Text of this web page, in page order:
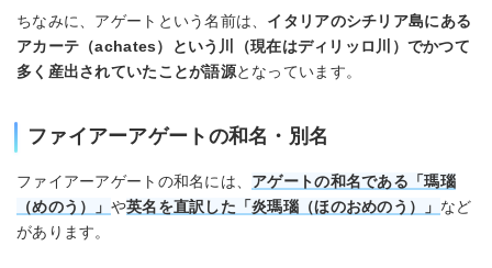
ちなみに、アゲートという名前は、 イタリアのシチリア島にある
アカーテ（achates）という川（現在はディリッロ川）でかつて
多く産出されていたことが語源となっています。
ファイアーアゲートの和名・別名
ファイアーアゲートの和名には、 アゲートの和名である「瑪瑙
（めのう）」 や英名を直訳した「炎瑪瑙（ほのおめのう）」 など
があります。